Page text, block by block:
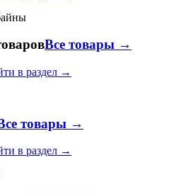
Все товары →
в раздел →
товары →
в раздел →